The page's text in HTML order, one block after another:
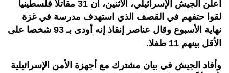
أعلن الجيش الإسرائيلي، الاثنين، أن 31 مقاتلا فلسطينيا
لقوا حتفهم في القصف الذي استهدف مدرسة في غزة
نهاية الأسبوع وقال عناصر إنقاذ إنه أودى بـ 93 شخصا على
الأقل بينهم 11 طفلا.
وأفاد الجيش في بيان مشترك مع أجهزة الأمن الإسرائيلية